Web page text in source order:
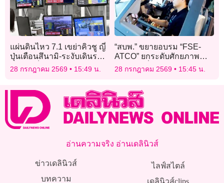
แผ่นดินไหว 7.1 เขย่าคิวชู ญี่
ปุ่นเตือนสึนามิ-ระงับเดินรถ
ชินคันเซ็น
28 กรกฎาคม 2569 15:49 น.
“สบพ.” ขยายอบรม “FSE-
ATCO” ยกระดับศักยภาพ
“เจ้าหน้าที่ฯคุมจราจรทาง
อากาศ”
28 กรกฎาคม 2569 15:45 น.
อ่านความจริง อ่านเดลินิวส์
ข่าวเดลินิวส์
บทความ
ไลฟ์สไตล์
เดลินิวส์clips